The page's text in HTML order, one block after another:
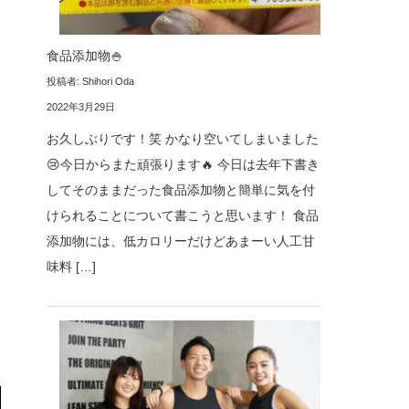
食品添加物🍚
投稿者: Shihori Oda
2022年3月29日
お久しぶりです！笑 かなり空いてしまいました
😢今日からまた頑張ります🔥 今日は去年下書き
してそのままだった食品添加物と簡単に気を付
けられることについて書こうと思います！ 食品
添加物には、低カロリーだけどあまーい人工甘
味料 […]